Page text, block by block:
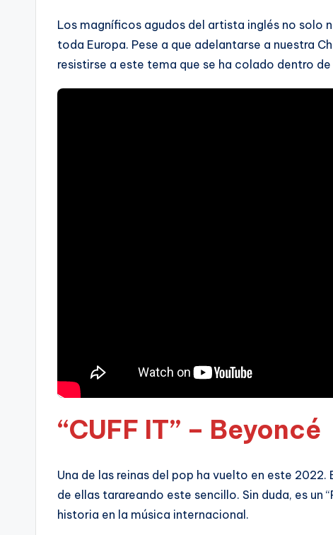
Los magníficos agudos del artista inglés no solo
toda Europa. Pese a que adelantarse a nuestra
resistirse a este tema que se ha colado dentro
“CUFF IT” – Beyoncé
Una de las reinas del pop ha vuelto en este
de ellas tarareando este sencillo. Sin duda, es un
historia en la música internacional.